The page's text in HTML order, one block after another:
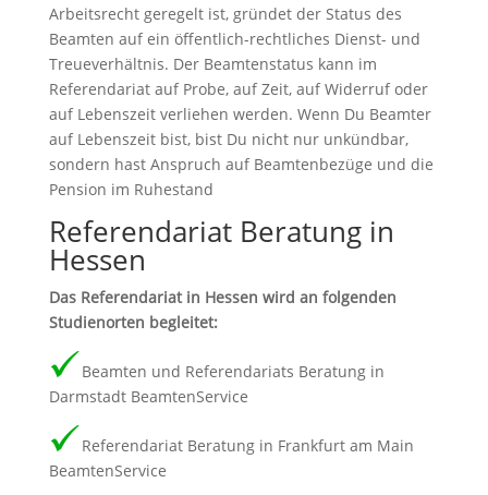
Arbeitsrecht geregelt ist, gründet der Status des
Beamten auf ein öffentlich-rechtliches Dienst- und
Treueverhältnis. Der Beamtenstatus kann im
Referendariat auf Probe, auf Zeit, auf Widerruf oder
auf Lebenszeit verliehen werden. Wenn Du Beamter
auf Lebenszeit bist, bist Du nicht nur unkündbar,
sondern hast Anspruch auf Beamtenbezüge und die
Pension im Ruhestand
Referendariat Beratung in
Hessen
Das Referendariat in Hessen wird an folgenden
Studienorten begleitet:
Beamten und Referendariats Beratung in
Darmstadt BeamtenService
Referendariat Beratung in Frankfurt am Main
BeamtenService